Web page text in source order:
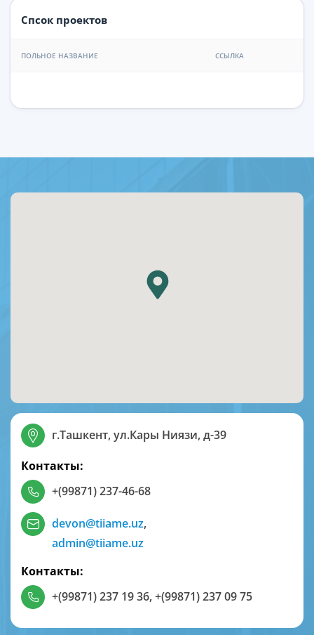
Спсок проектов
ПОЛЬНОЕ НАЗВАНИЕ ССЫЛКА
г.Ташкент, ул.Кары Ниязи, д-39
Контакты:
+(99871) 237-46-68
devon@tiiame.uz,
admin@tiiame.uz
Контакты:
+(99871) 237 19 36,+(99871) 237 09 75